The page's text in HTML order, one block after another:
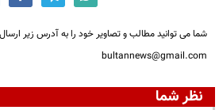
شما می توانید مطالب و تصاویر خود را به آدرس زیر ارسال
bultannews@gmail.com
نظر شما